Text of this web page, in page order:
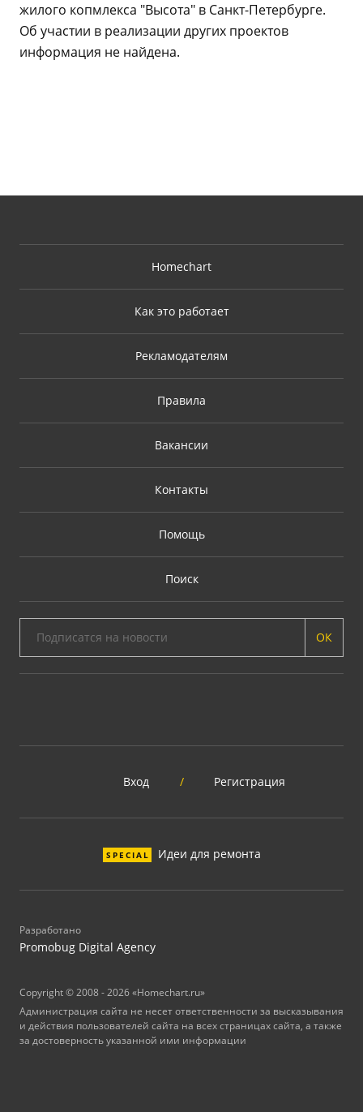
жилого копмлекса "Высота" в Санкт-Петербурге.
Об участии в реализации других проектов
информация не найдена.
Homechart
Как это работает
Рекламодателям
Правила
Вакансии
Контакты
Помощь
Поиск
ОК
Вход / Регистрация
SPECIAL Идеи для ремонта
Разработано
Promobug Digital Agency
Copyright © 2008 - 2026 «Homechart.ru»
Администрация сайта не несет ответственности за высказывания
и действия пользователей сайта на всех страницах сайта, а также
за достоверность указанной ими информации